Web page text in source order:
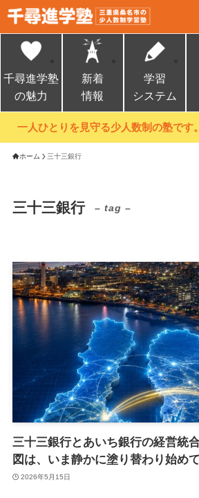
千尋進学塾
の魅力
新着
情報
学習
システム
一人ひとりを見守る少人数制の塾です。
ホーム 三十三銀行
三十三銀行 – tag –
三十三銀行とあいち銀行の経営統
図は、いま静かに塗り替わり始め
2026年5月15日